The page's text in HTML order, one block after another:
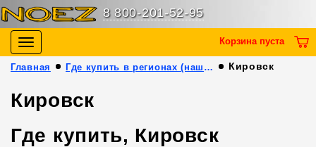
8 800-201-52-95
Toggle
navigation
Корзина пуста
Главная Где купить в регионах (наши партнёры) Кировск
Кировск
Где купить, Кировск